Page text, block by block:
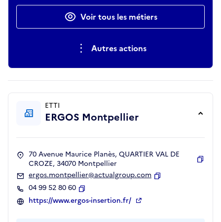
Actions rapidesVoir tous les métiers
Autres actions
ETTI
ERGOS Montpellier
70 Avenue Maurice Planès, QUARTIER VAL DE
CROZE, 34070 Montpellier
ergos.montpellier@actualgroup.com
04 99 52 80 60
Copier
https://www.ergos-insertion.fr/